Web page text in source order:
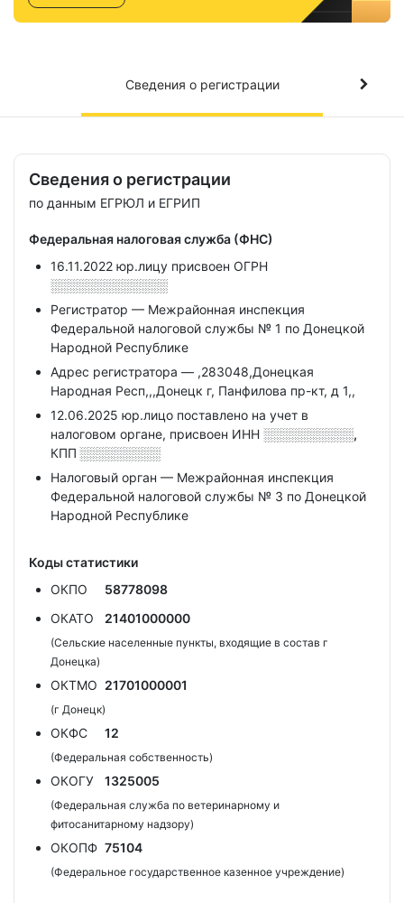
Сведения о регистрации
Сведения о регистрации
по данным ЕГРЮЛ и ЕГРИП
Федеральная налоговая служба (ФНС)
16.11.2022 юр.лицу присвоен ОГРН
░░░░░░░░░░░░░
Регистратор — Межрайонная инспекция
Федеральной налоговой службы № 1 по Донецкой
Народной Республике
Адрес регистратора — ,283048,Донецкая
Народная Респ,,,Донецк г, Панфилова пр-кт, д 1,,
12.06.2025 юр.лицо поставлено на учет в
налоговом органе, присвоен ИНН ░░░░░░░░░░,
КПП ░░░░░░░░░
Налоговый орган — Межрайонная инспекция
Федеральной налоговой службы № 3 по Донецкой
Народной Республике
Коды статистики
ОКПО
58778098
ОКАТО
21401000000
(Сельские населенные пункты, входящие в состав г
Донецка)
ОКТМО 21701000001
(г Донецк)
ОКФС 12
(Федеральная собственность)
ОКОГУ 1325005
(Федеральная служба по ветеринарному и
фитосанитарному надзору)
ОКОПФ 75104
(Федеральное государственное казенное учреждение)